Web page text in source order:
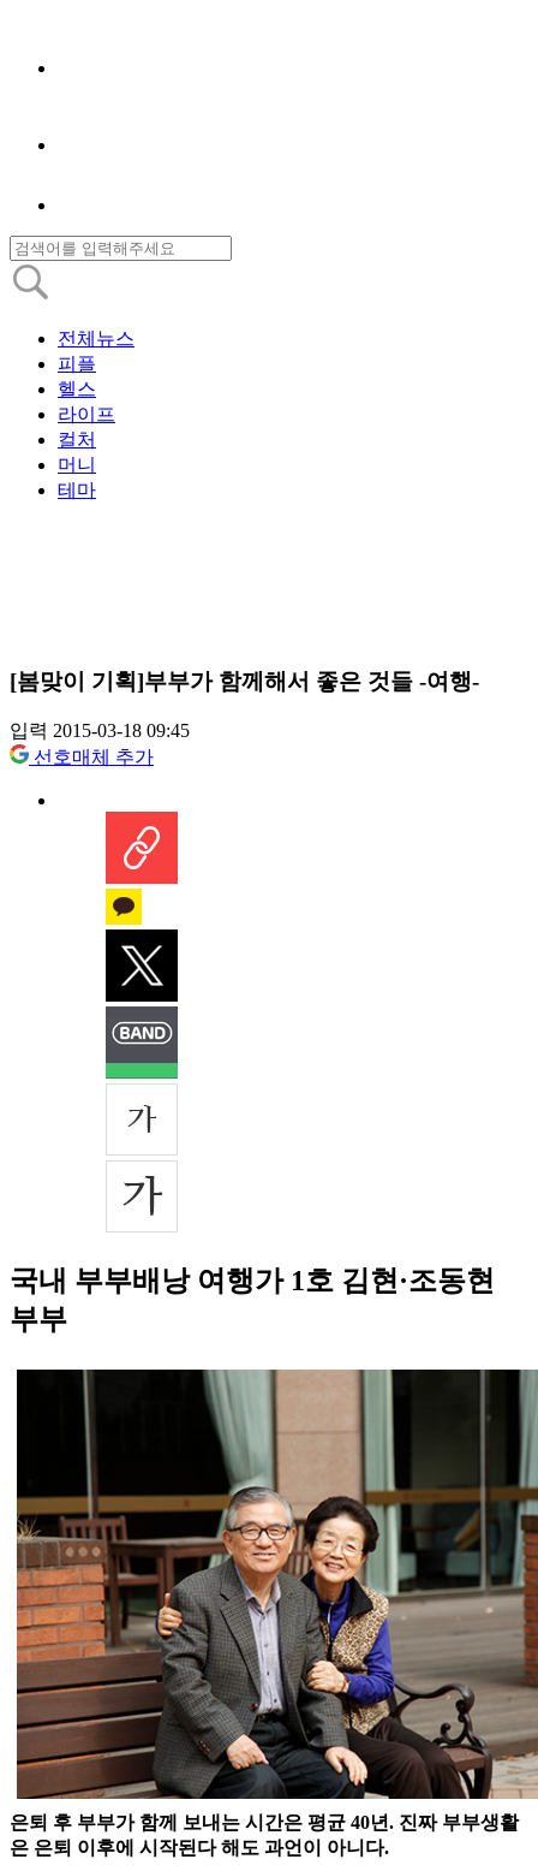
전체뉴스
피플
헬스
라이프
컬처
머니
테마
[봄맞이 기획]부부가 함께해서 좋은 것들 -여행-
입력 2015-03-18 09:45
선호매체 추가
국내 부부배낭 여행가 1호 김현·조동현
부부
은퇴 후 부부가 함께 보내는 시간은 평균 40년. 진짜 부부생활
은 은퇴 이후에 시작된다 해도 과언이 아니다.